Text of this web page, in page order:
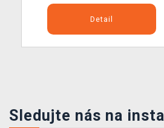
Detail
Sledujte nás na